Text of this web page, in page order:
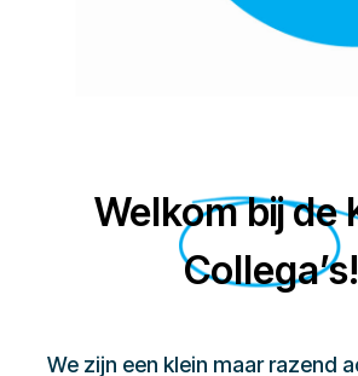
Welkom bij de
Collega’s!
We zijn een klein maar razend